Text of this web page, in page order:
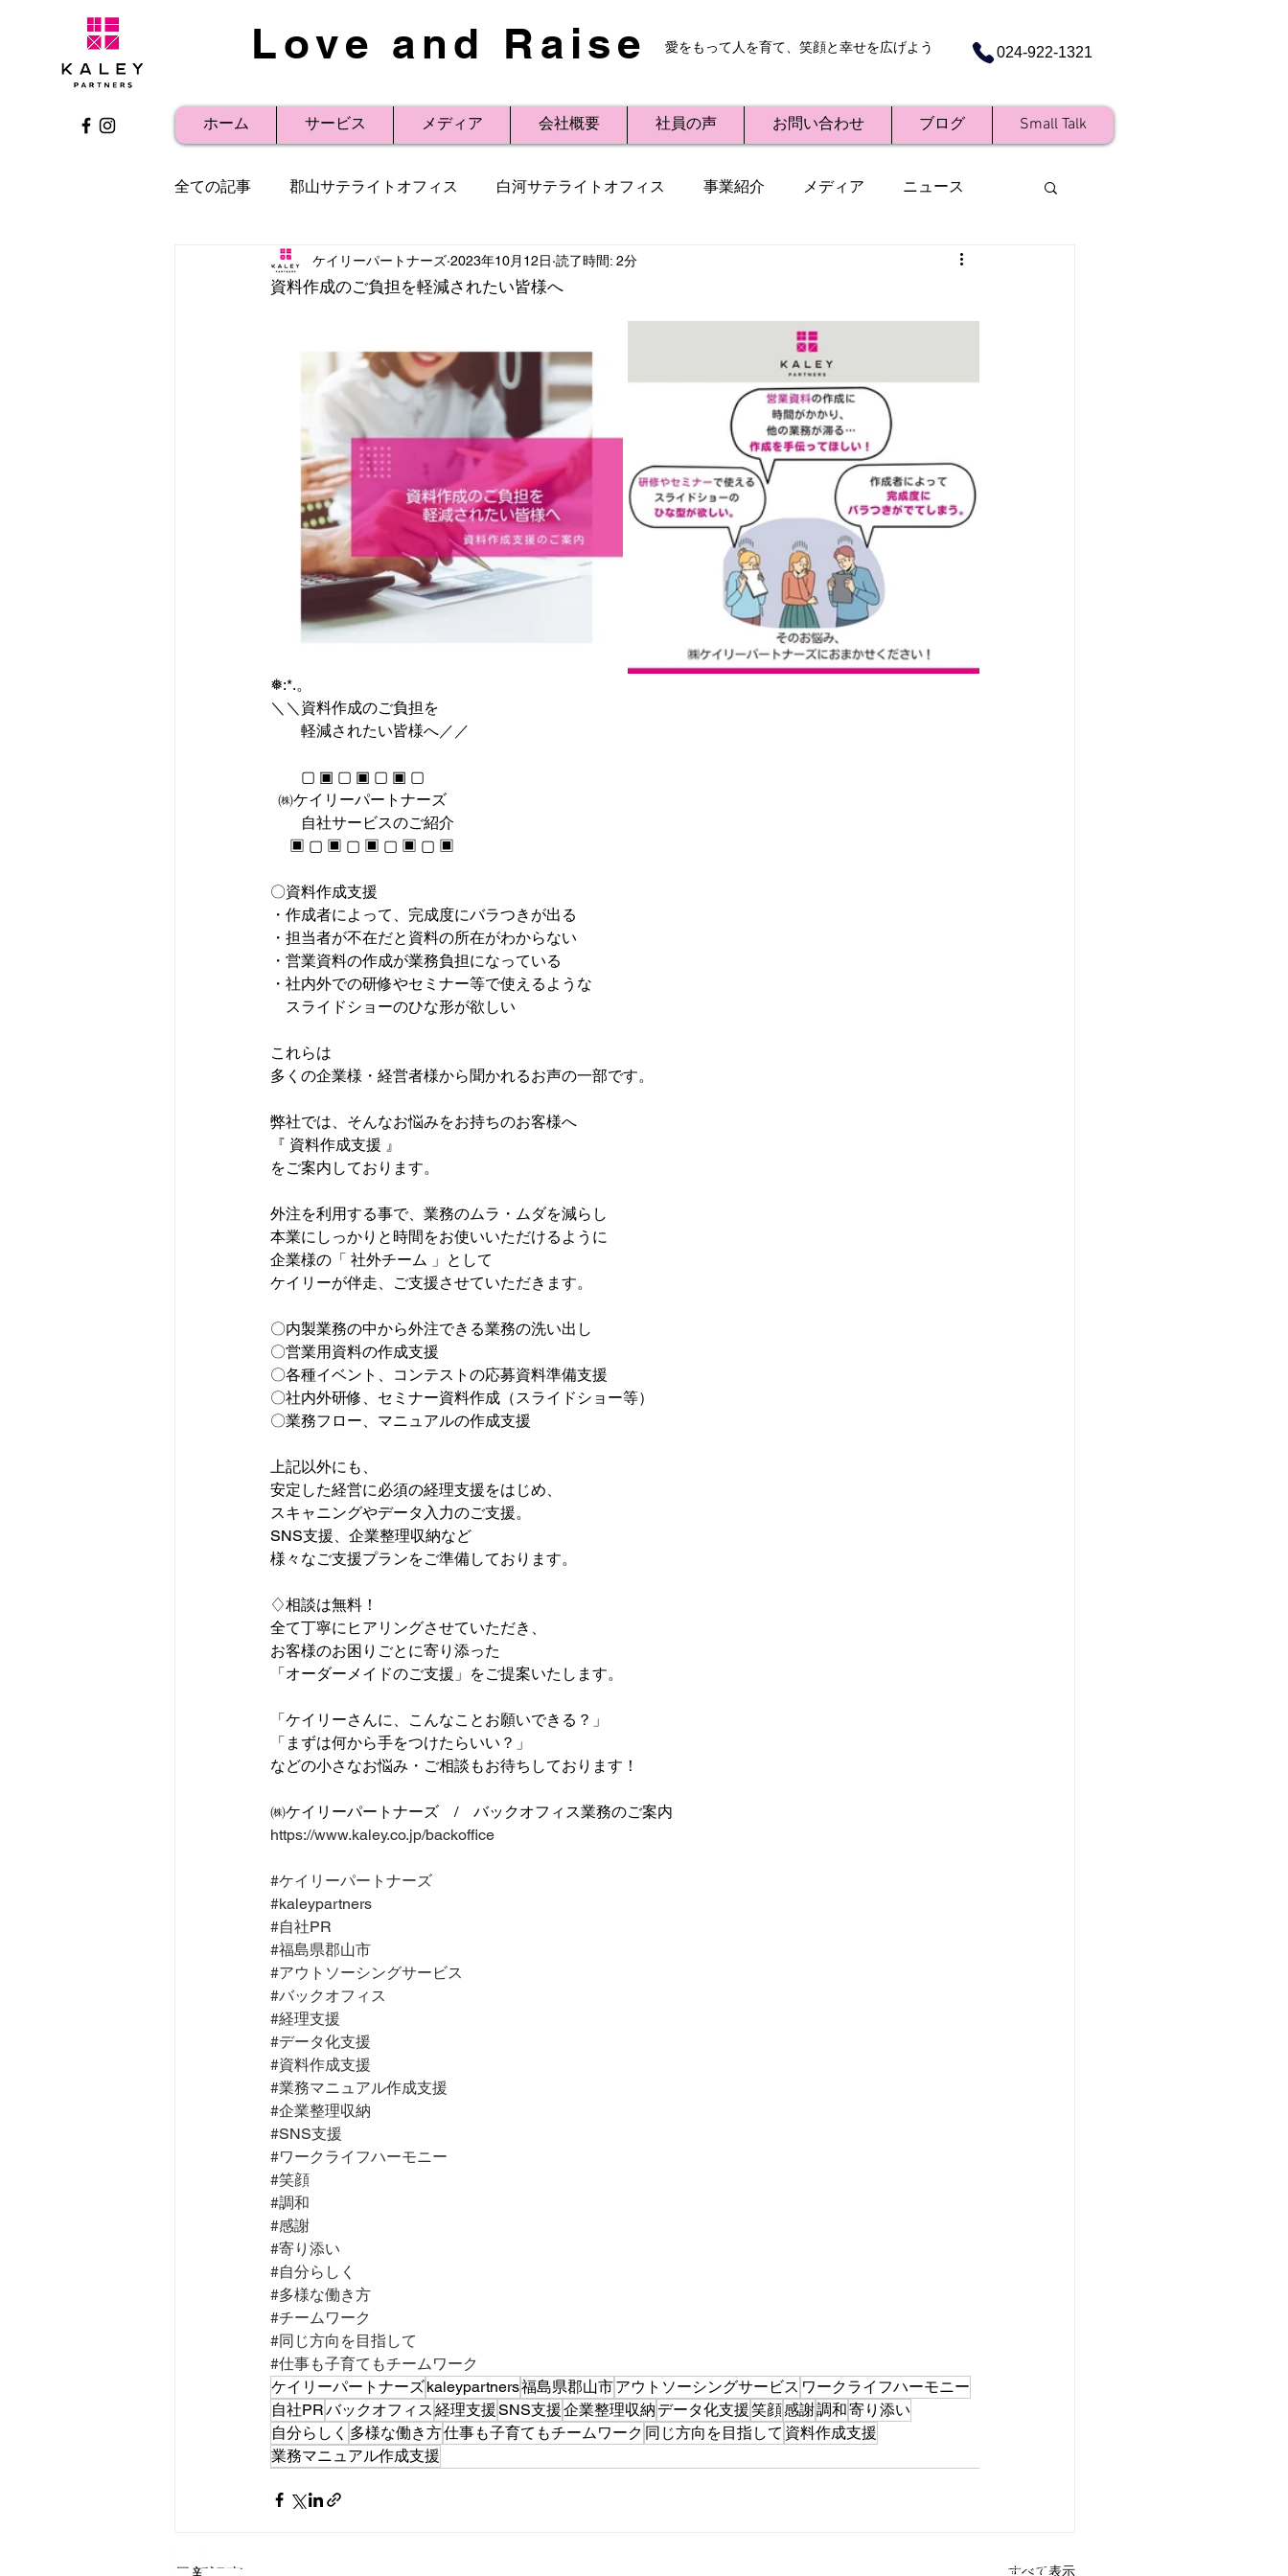
Love and Raise 愛をもって人を育て、笑顔と幸せを広げよう 024-922-1321
ホーム サービス メディア 会社概要 社員の声 お問い合わせ ブログ Small Talk
全ての記事 郡山サテライトオフィス 白河サテライトオフィス 事業紹介 メディア ニュース
社内研修 事例紹介 プレスリリース Small Talk
資料作成のご負担を軽減されたい皆様へ
ケイリーパートナーズ 2023年10月12日 読了時間: 2分
‎❅:*.。
＼＼資料作成のご負担を
軽減されたい皆様へ／／
▢ ▣ ▢ ▣ ▢ ▣ ▢
  ㈱ケイリーパートナーズ
自社サービスのご紹介
▣ ▢ ▣ ▢ ▣ ▢ ▣ ▢ ▣
〇資料作成支援
・作成者によって、完成度にバラつきが出る
・担当者が不在だと資料の所在がわからない
・営業資料の作成が業務負担になっている
・社内外での研修やセミナー等で使えるような
スライドショーのひな形が欲しい
これらは
多くの企業様・経営者様から聞かれるお声の一部です。
弊社では、そんなお悩みをお持ちのお客様へ
『 資料作成支援 』
をご案内しております。
外注を利用する事で、業務のムラ・ムダを減らし
本業にしっかりと時間をお使いいただけるように
企業様の「 社外チーム 」として
ケイリーが伴走、ご支援させていただきます。
〇内製業務の中から外注できる業務の洗い出し
〇営業用資料の作成支援
〇各種イベント、コンテストの応募資料準備支援
〇社内外研修、セミナー資料作成（スライドショー等）
〇業務フロー、マニュアルの作成支援
上記以外にも、
安定した経営に必須の経理支援をはじめ、
スキャニングやデータ入力のご支援。
SNS支援、企業整理収納など
様々なご支援プランをご準備しております。
♢相談は無料！
全て丁寧にヒアリングさせていただき、
お客様のお困りごとに寄り添った
「オーダーメイドのご支援」をご提案いたします。
「ケイリーさんに、こんなことお願いできる？」
「まずは何から手をつけたらいい？」
などの小さなお悩み・ご相談もお待ちしております！
㈱ケイリーパートナーズ　/　バックオフィス業務のご案内
https://www.kaley.co.jp/backoffice
#ケイリーパートナーズ
#kaleypartners
#自社PR
#福島県郡山市
#アウトソーシングサービス
#バックオフィス
#経理支援
#データ化支援
#資料作成支援
#業務マニュアル作成支援
#企業整理収納
#SNS支援
#ワークライフハーモニー
#笑顔
#調和
#感謝
#寄り添い
#自分らしく
#多様な働き方
#チームワーク
#同じ方向を目指して
#仕事も子育てもチームワーク
ケイリーパートナーズkaleypartners福島県郡山市アウトソーシングサービス ワークライフハーモニー
自社PRバックオフィス 経理支援SNS支援企業整理収納 データ化支援笑顔感謝調和寄り添い
自分らしく 多様な働き方仕事も子育てもチームワーク 同じ方向を目指して 資料作成支援
業務マニュアル作成支援
すべて表示
​お問い合わせ